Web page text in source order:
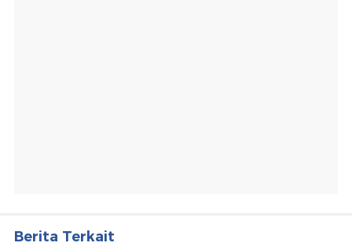
Berita Terkait